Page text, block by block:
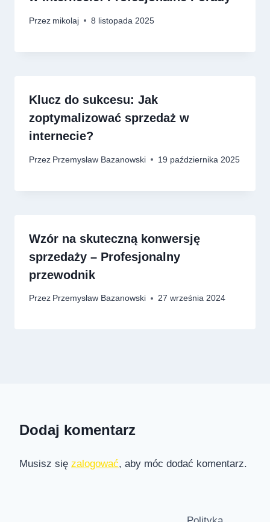
Przez mikolaj 8 listopada 2025
Klucz do sukcesu: Jak
zoptymalizować sprzedaż w
internecie?
Przez Przemysław Bazanowski 19 października 2025
Wzór na skuteczną konwersję
sprzedaży – Profesjonalny
przewodnik
Przez Przemysław Bazanowski 27 września 2024
Dodaj komentarz
Musisz się zalogować, aby móc dodać komentarz.